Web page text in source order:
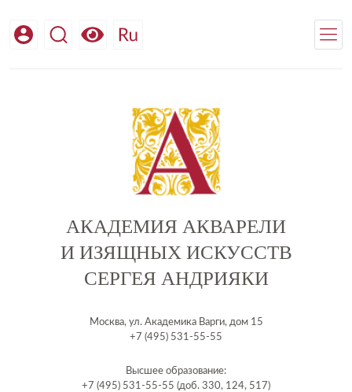
АКАДЕМИЯ АКВАРЕЛИ
И ИЗЯЩНЫХ ИСКУССТВ
СЕРГЕЯ АНДРИЯКИ
Москва, ул. Академика Варги, дом 15
+7 (495) 531-55-55
Высшее образование:
+7 (495) 531-55-55 (доб. 330, 124, 517)